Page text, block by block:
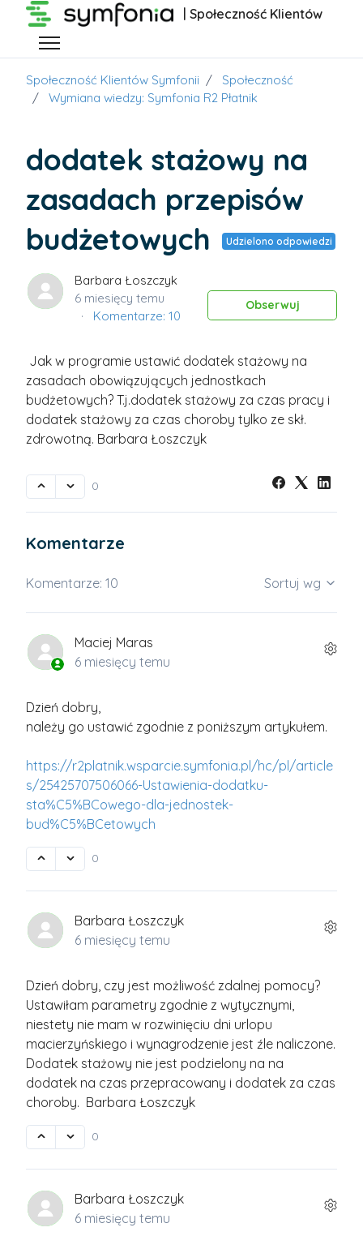
Przejdź do głównej zawartości | Społeczność Klientów
Przełącz menu nawigacyjne
Społeczność Klientów Symfonii
Społeczność
Wymiana wiedzy: Symfonia R2 Płatnik
dodatek stażowy na
zasadach przepisów
budżetowych
Udzielono odpowiedzi
Barbara Łoszczyk
6 miesięcy temu
Komentarze: 10
Obserwuj
Jak w programie ustawić dodatek stażowy na
zasadach obowiązujących jednostkach
budżetowych? T.j.dodatek stażowy za czas pracy i
dodatek stażowy za czas choroby tylko ze skł.
zdrowotną. Barbara Łoszczyk
0
Komentarze
Komentarze: 10 Sortuj wg
Maciej Maras
6 miesięcy temu
Dzień dobry,
należy go ustawić zgodnie z poniższym artykułem.
https://r2platnik.wsparcie.symfonia.pl/hc/pl/article
s/25425707506066-Ustawienia-dodatku-
sta%C5%BCowego-dla-jednostek-
bud%C5%BCetowych
0
Barbara Łoszczyk
6 miesięcy temu
Dzień dobry, czy jest możliwość zdalnej pomocy?
Ustawiłam parametry zgodnie z wytycznymi,
niestety nie mam w rozwinięciu dni urlopu
macierzyńskiego i wynagrodzenie jest źle naliczone.
Dodatek stażowy nie jest podzielony na na
dodatek na czas przepracowany i dodatek za czas
choroby. Barbara Łoszczyk
0
Barbara Łoszczyk
6 miesięcy temu